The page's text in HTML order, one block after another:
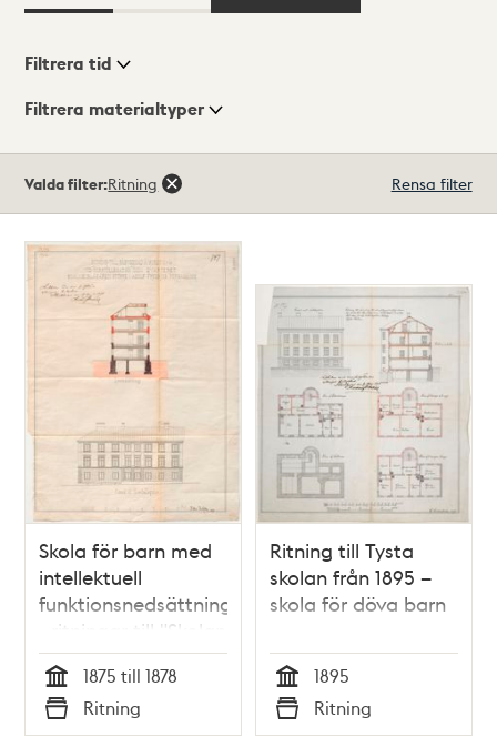
Visningsläge
Filtrera tid
Filtrera materialtyper
träffar
Valda filter:Ritning Rensa filter
Skola för barn med
intellektuell
funktionsnedsättning
- ritningar till "Skolan
för sinnesslöa barn"
1875-1878
Tid
1875 till 1878
Typ
Ritning
Ritning till Tysta
skolan från 1895 –
skola för döva barn
Tid
1895
Typ
Ritning